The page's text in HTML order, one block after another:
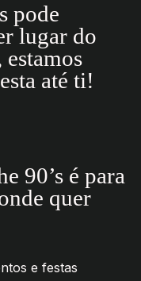
pode
lugar do
até ti!
90’s é para
quer
e festas